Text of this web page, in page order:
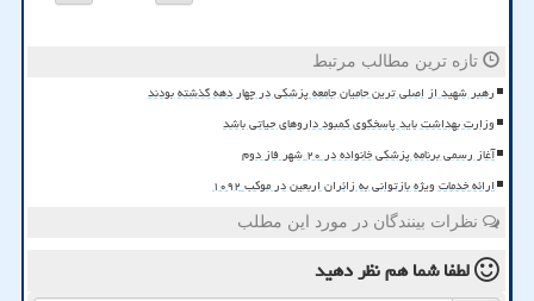
تازه ترین مطالب مرتبط
رهبر شهید از اصلی ترین حامیان جامعه پزشکی در چهار دهه گذشته بودند
وزارت بهداشت باید پاسخگوی کمبود داروهای حیاتی باشد
آغاز رسمی برنامه پزشکی خانواده در ۲۰ شهر فاز دوم
ارائه خدمات ویژه بازتوانی به زائران اربعین در موکب ۱۰۹۲
نظرات بینندگان در مورد این مطلب
لطفا شما همنظر دهید